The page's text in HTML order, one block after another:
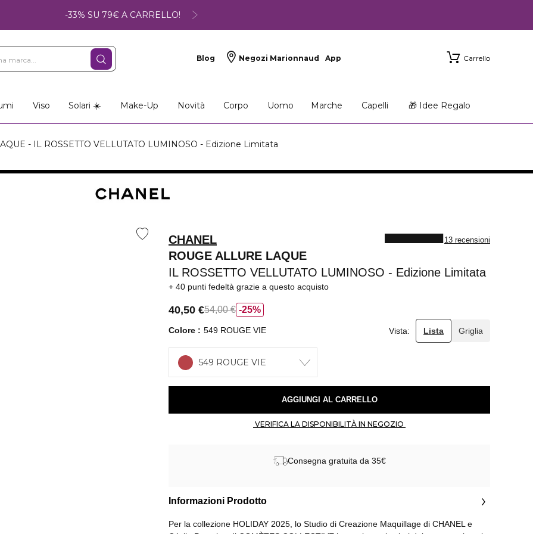
-33% SU 79€ A CARRELLO!
Blog Negozi Marionnaud App Carrello
Viso Solari ☀️ Make-Up Novità Corpo Uomo Marche Capelli 🎁 Idee Regalo
- IL ROSSETTO VELLUTATO LUMINOSO - Edizione Limitata
CHANEL
ROUGE ALLURE LAQUE
IL ROSSETTO VELLUTATO LUMINOSO - Edizione Limitata
13 recensioni
40 punti fedeltà grazie a questo acquisto
25%
40,50 €54,00 €
Colore 549 ROUGE VIE Vista: Lista Griglia
549 ROUGE VIE
AGGIUNGI AL CARRELLO
Consegna gratuita da 35€
Informazioni Prodotto
Per la collezione HOLIDAY 2025, lo Studio di Creazione Maquillage di CHANEL e